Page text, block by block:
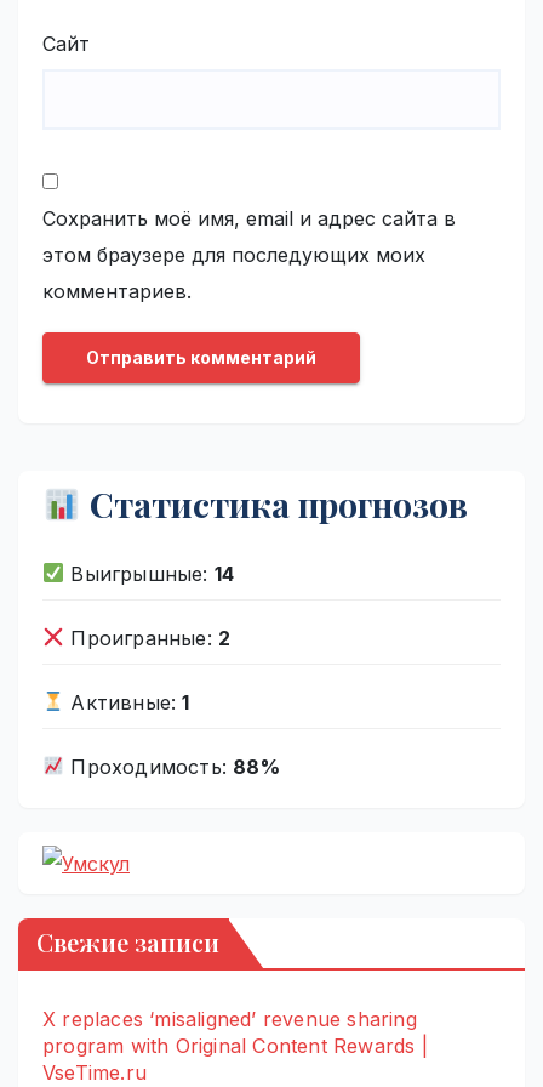
Сайт
Сохранить моё имя, email и адрес сайта в
этом браузере для последующих моих
комментариев.
Статистика прогнозов
Выигрышные: 14
Проигранные: 2
Активные:1
Проходимость: 88%
Свежие записи
X replaces ‘misaligned’ revenue sharing
program with Original Content Rewards |
VseTime.ru